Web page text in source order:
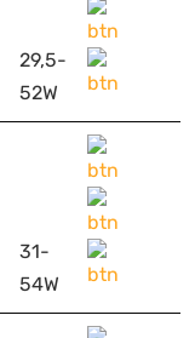
29,5-
52W
31-
54W